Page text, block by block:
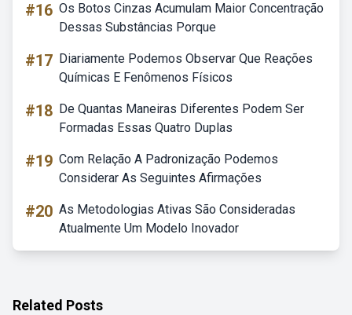
#16 Os Botos Cinzas Acumulam Maior Concentração
Dessas Substâncias Porque
#17 Diariamente Podemos Observar Que Reações
Químicas E Fenômenos Físicos
#18 De Quantas Maneiras Diferentes Podem Ser
Formadas Essas Quatro Duplas
#19 Com Relação A Padronização Podemos
Considerar As Seguintes Afirmações
#20 As Metodologias Ativas São Consideradas
Atualmente Um Modelo Inovador
Related Posts